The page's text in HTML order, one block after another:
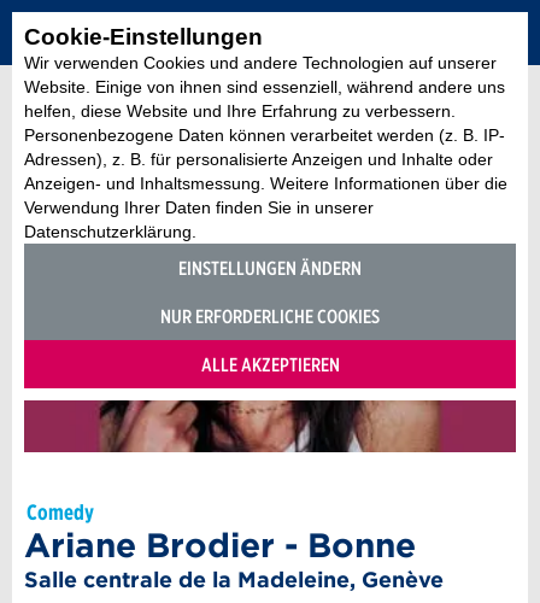
Cookie-Einstellungen
Wir verwenden Cookies und andere Technologien auf unserer
Website. Einige von ihnen sind essenziell, während andere uns
helfen, diese Website und Ihre Erfahrung zu verbessern.
Personenbezogene Daten können verarbeitet werden (z. B. IP-
Adressen), z. B. für personalisierte Anzeigen und Inhalte oder
Anzeigen- und Inhaltsmessung. Weitere Informationen über die
Verwendung Ihrer Daten finden Sie in unserer
Datenschutzerklärung.
EINSTELLUNGEN ÄNDERN
NUR ERFORDERLICHE COOKIES
ALLE AKZEPTIEREN
Comedy
Ariane Brodier - Bonne
Salle centrale de la Madeleine, Genève